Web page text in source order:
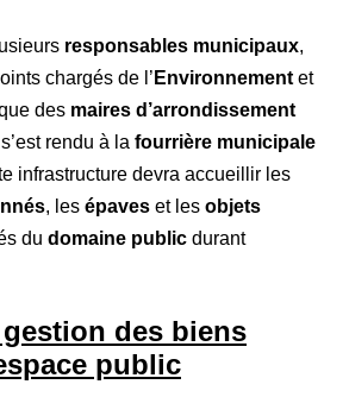
responsables municipaux,
chargés de l’ Environnement et
des maires d’arrondissement
rendu à la fourrière municipale
infrastructure devra accueillir les
, les épaves et les objets
du domaine public durant
des biens
public